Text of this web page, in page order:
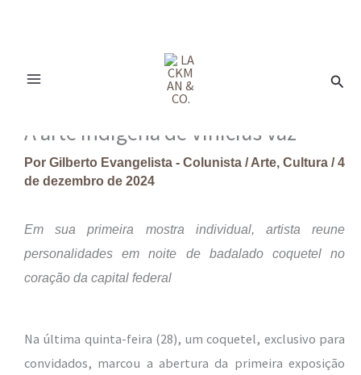
A arte indígena de Vinícius Vaz
Por Gilberto Evangelista - Colunista /Arte, Cultura /4
de dezembro de 2024
Em sua primeira mostra individual, artista reune
personalidades em noite de badalado coquetel no
coração da capital federal
Na última quinta-feira (28), um coquetel, exclusivo para
convidados, marcou a abertura da primeira exposição